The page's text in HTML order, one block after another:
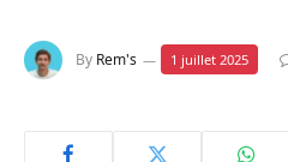
By Rem's 1 juillet 2025